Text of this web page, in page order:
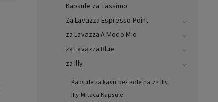
Kapsule za Tassimo
Za Lavazza Espresso Point
za Lavazza A Modo Mio
za Lavazza Blue
za Illy
Kapsule za kavu bez kofeina za Illy
Illy Mitaca Kapsule